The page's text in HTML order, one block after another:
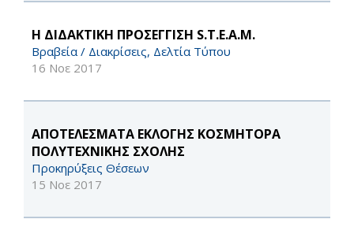
Η ΔΙΔΑΚΤΙΚΗ ΠΡΟΣΕΓΓΙΣΗ S.T.E.A.M.
Βραβεία / Διακρίσεις, Δελτία Τύπου
16 Νοε 2017
ΑΠΟΤΕΛΕΣΜΑΤΑ ΕΚΛΟΓΗΣ ΚΟΣΜΗΤΟΡΑ
ΠΟΛΥΤΕΧΝΙΚΗΣ ΣΧΟΛΗΣ
Προκηρύξεις Θέσεων
15 Νοε 2017